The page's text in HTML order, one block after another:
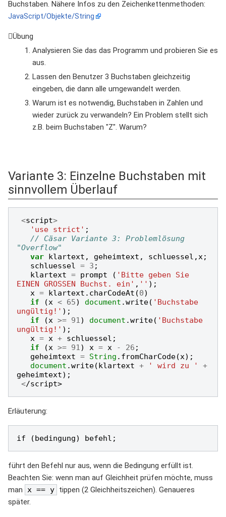
Buchstaben. Nähere Infos zu den Zeichenkettenmethoden:
JavaScript/Objekte/String
Übung
Analysieren Sie das das Programm und probieren Sie es
aus.
Lassen den Benutzer 3 Buchstaben gleichzeitig
eingeben, die dann alle umgewandelt werden.
Warum ist es notwendig, Buchstaben in Zahlen und
wieder zurück zu verwandeln? Ein Problem stellt sich
z.B. beim Buchstaben "Z". Warum?
Variante 3: Einzelne Buchstaben mit
sinnvollem Überlauf
<script>
'use strict' ;
// Cäsar Variante 3: Problemlösung
"Overflow"
var klartext , geheimtext , schluessel ,x;
schluessel = 3 ;
klartext = prompt ( 'Bitte geben Sie
EINEN GROSSEN Buchst. ein' , '' );
x = klartext . charCodeAt (0)
if
(x < 65) document .write( 'Buchstabe
ungültig!' );
if
(x >= 91) document .write( 'Buchstabe
ungültig!' );
x = x + schluessel ;
if
(x >= 91) x = x - 26 ;
geheimtext = String . fromCharCode(x);
document .write(klartext + ' wird zu '
+
geheimtext);
</script>
Erläuterung:
führt den Befehl nur aus, wenn die Bedingung erfüllt ist.
Beachten Sie: wenn man auf Gleichheit prüfen möchte, muss
man x == y tippen (2 Gleichheitszeichen). Genaueres
später.